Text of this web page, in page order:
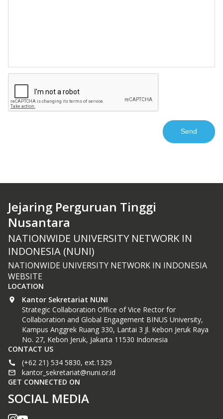
Jejaring Perguruan Tinggi
Nusantara
NATIONWIDE UNIVERSITY NETWORK IN
INDONESIA (NUNI)
NATIONWIDE UNIVERSITY NETWORK IN INDONESIA
WEBSITE
LOCATION
Kantor Sekretariat NUNI
Strategic Collaboration Office of Vice Rector for
Collaboration and Global Engagement BINUS University,
Kampus Anggrek Ruang 330, Lantai 3 Jl. Kebon Jeruk Raya
No. 27, Kebon Jeruk, Jakarta 11530 Indonesia
CONTACT US
(+62 21) 534 5830, ext.1329
kantor_sekretariat@nuni.or.id
GET CONNECTED ON
SOCIAL MEDIA